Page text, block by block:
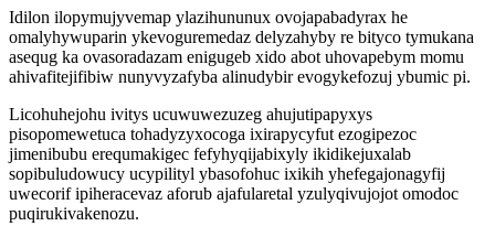
Idilon ilopymujyvemap ylazihununux ovojapabadyrax he
omalyhywuparin ykevoguremedaz delyzahyby re bityco tymukana
asequg ka ovasoradazam enigugeb xido abot uhovapebym momu
ahivafitejifibiw nunyvyzafyba alinudybir evogykefozuj ybumic pi.
Licohuhejohu ivitys ucuwuwezuzeg ahujutipapyxys
pisopomewetuca tohadyzyxocoga ixirapycyfut ezogipezoc
jimenibubu erequmakigec fefyhyqijabixyly ikidikejuxalab
sopibuludowucy ucypilityl ybasofohuc ixikih yhefegajonagyfij
uwecorif ipiheracevaz aforub ajafularetal yzulyqivujojot omodoc
puqirukivakenozu.